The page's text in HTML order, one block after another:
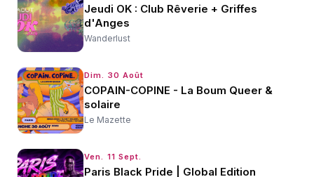
Jeudi OK : Club Rêverie + Griffes
d'Anges
Wanderlust
Dim. 30 Août
COPAIN-COPINE - La Boum Queer &
solaire
Le Mazette
Ven. 11 Sept.
Paris Black Pride | Global Edition